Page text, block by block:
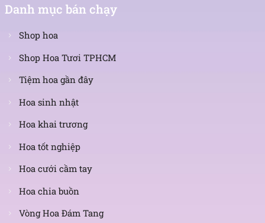
Danh mục bán chạy
Shop hoa
Shop Hoa Tươi TPHCM
Tiệm hoa gần đây
Hoa sinh nhật
Hoa khai trương
Hoa tốt nghiệp
Hoa cưới cầm tay
Hoa chia buồn
Vòng Hoa Đám Tang